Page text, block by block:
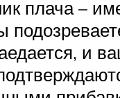
плача –
и